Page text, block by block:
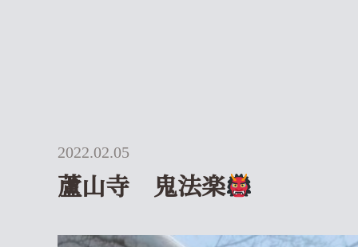
2022.02.05
蘆山寺 鬼法楽